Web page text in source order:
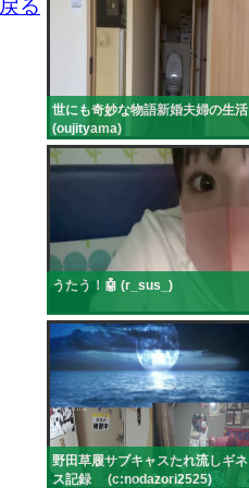
る
世にも奇妙な物語新婚夫婦の生活
(oujityama)
うたう！🤖 (r_sus_)
野田草履サブキャスたれ流しギネ
ス記録 (c:nodazori2525)